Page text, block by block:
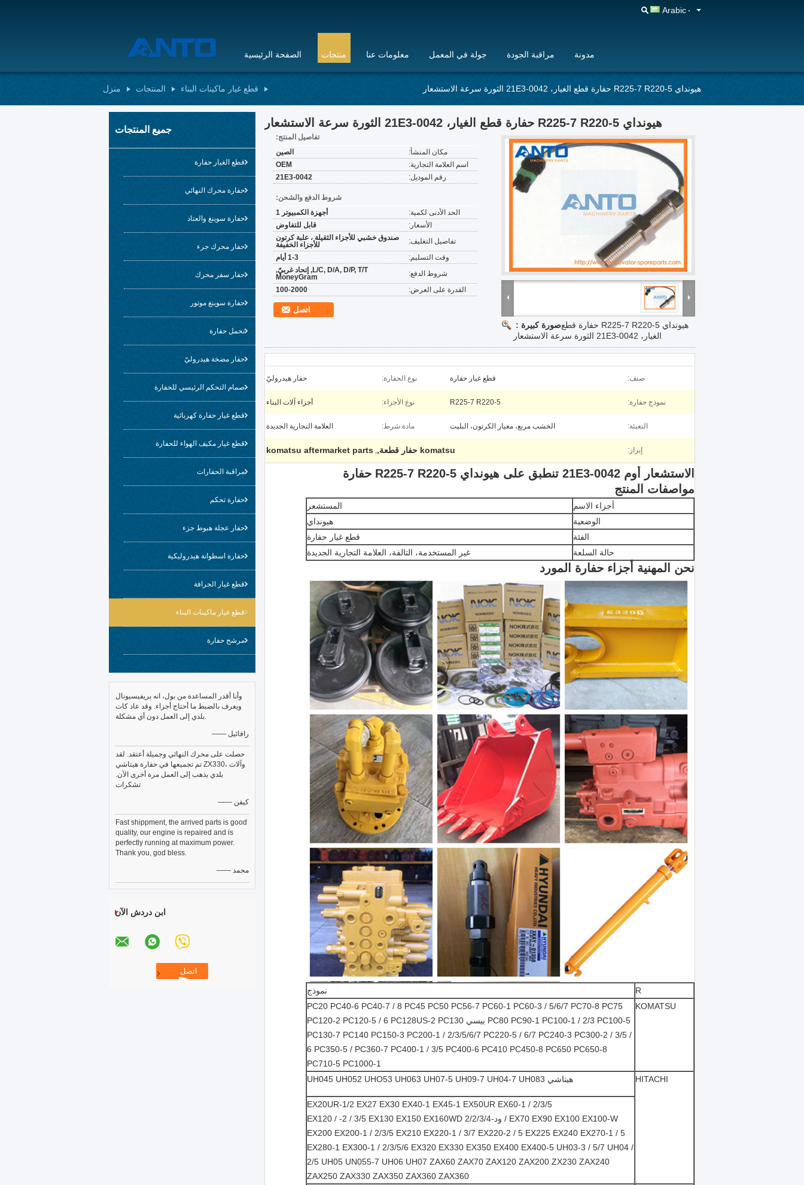
Arabic
الصفحة الرئيسية منتجات معلومات عنا جولة في المعمل مراقبة الجودة مدونة
منزل المنتجات قطع غيار ماكينات البناء هيونداي R225-7 R220-5 حفارة قطع الغيار، 21E3-0042 الثورة سرعة الاستشعار
جميع المنتجات
قطع الغيار حفارة
حفارة محرك النهائي
حفارة سوينغ والعتاد
حفار محرك جزء
حفار سفر محرك
حفارة سوينغ موتور
تحمل حفارة
حفار مضخة هيدروليّ
صمام التحكم الرئيسي للحفارة
قطع غيار حفارة كهربائية
قطع غيار مكيف الهواء للحفارة
مراقبة الحفارات
حفارة تحكم
حفار عجلة هبوط جزء
حفارة اسطوانة هيدروليكية
قطع غيار الجرافة
قطع غيار ماكينات البناء
مرشح حفارة
وأنا أقدر المساعدة من بول، انه بريفيسيونال
ويعرف بالضبط ما أحتاج أجزاء. وقد عاد كات
بلدي إلى العمل دون أي مشكلة.
—— رافائيل
حصلت على محرك النهائي وجميلة أعتقد. لقد
تم تجميعها في حفارة هيتاشي ZX330، وآلات
بلدي يذهب إلى العمل مرة أخرى الآن.
تشكرات
—— كيفن
Fast shippment, the arrived parts is good
quality, our engine is repaired and is
perfectly running at maximum power.
Thank you, god bless.
—— محمد
ابن دردش الآن
هيونداي R225-7 R220-5 حفارة قطع الغيار، 21E3-0042 الثورة سرعة الاستشعار
صورة كبيرة :هيونداي R225-7 R220-5 حفارة قطع
الغيار، 21E3-0042 الثورة سرعة الاستشعار
تفاصيل المنتج:
مكان المنشأ:
الصين
اسم العلامة التجارية:
OEM
رقم الموديل:
21E3-0042
شروط الدفع والشحن:
الحد الأدنى لكمية:
أجهزة الكمبيوتر 1
الأسعار:
قابل للتفاوض
تفاصيل التغليف:
صندوق خشبي للأجزاء الثقيلة ، علبة كرتون
للأجزاء الخفيفة
وقت التسليم:
1-3 أيام
شروط الدفع:
L/C, D/A, D/P, T/T, إتحاد غربيّ,
MoneyGram
القدرة على العرض:
100-2000
اتصل
صنف: قطع غيار حفارة نوع الحفارة: حفار هيدروليّ
نموذج حفارة: R225-7 R220-5 نوع الأجزاء: أجزاء آلات البناء
التعبئة: الخشب مربع، معيار الكرتون، البليت مادة شرط: العلامة التجارية الجديدة
إبراز: komatsu حفار قطعة, ,
komatsu aftermarket parts
الاستشعار أوم 21E3-0042 تنطبق على هيونداي R225-7 R220-5 حفارة
مواصفات المنتج
أجزاء الاسم
المستشعر
الوضعية
هيونداي
الفئة
قطع غيار حفارة
حالة السلعة
غير المستخدمة، التالفة، العلامة التجارية الجديدة
نحن المهنية أجزاء حفارة المورد
R
نموذج
KOMATSU
PC20 PC40-6 PC40-7 / 8 PC45 PC50 PC56-7 PC60-1 PC60-3 / 5/6/7 PC70-8 PC75
PC80 PC90-1 PC100-1 / 2/3 PC100-5 بيسي PC120-2 PC120-5 / 6 PC128US-2 PC130
PC130-7 PC140 PC150-3 PC200-1 / 2/3/5/6/7 PC220-5 / 6/7 PC240-3 PC300-2 / 3/5 /
6 PC350-5 / PC360-7 PC400-1 / 3/5 PC400-6 PC410 PC450-8 PC650 PC650-8
PC710-5 PC1000-1
HITACHI
هيتاشي UH045 UH052 UHO53 UH063 UH07-5 UH09-7 UH04-7 UH083
EX20UR-1/2 EX27 EX30 EX40-1 EX45-1 EX50UR EX60-1 / 2/3/5
EX70 EX90 EX100 EX100-W / ود-2/2/3/4 EX120 / -2 / 3/5 EX130 EX150 EX160WD
EX200 EX200-1 / 2/3/5 EX210 EX220-1 / 3/7 EX220-2 / 5 EX225 EX240 EX270-1 / 5
EX280-1 EX300-1 / 2/3/5/6 EX320 EX330 EX350 EX400 EX400-5 UH03-3 / 5/7 UH04 /
2/5 UH05 UN055-7 UH06 UH07 ZAX60 ZAX70 ZAX120 ZAX200 ZX230 ZAX240
ZAX250 ZAX330 ZAX350 ZAX360 ZAX360